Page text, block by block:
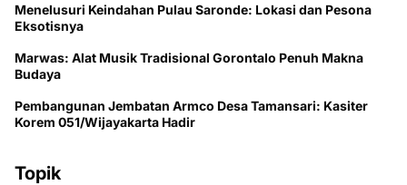
Menelusuri Keindahan Pulau Saronde: Lokasi dan Pesona
Eksotisnya
Marwas: Alat Musik Tradisional Gorontalo Penuh Makna
Budaya
Pembangunan Jembatan Armco Desa Tamansari: Kasiter
Korem 051/Wijayakarta Hadir
Topik